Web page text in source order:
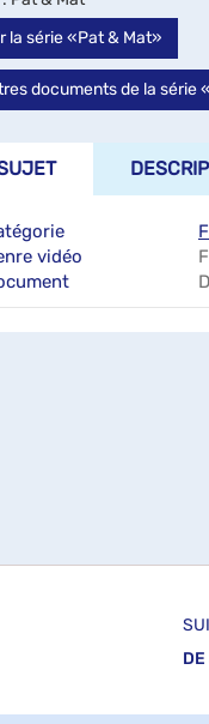
la série «Pat & Mat»
documents de la série
vidéo